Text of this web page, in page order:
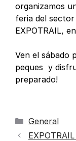
organizamos
feria del
EXPOTRAIL,
Ven el sábado
peques y
preparado!
General